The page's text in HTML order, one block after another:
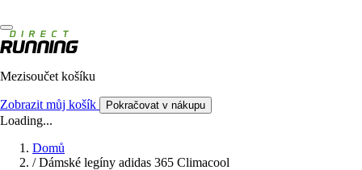
Mezisoučet košíku
Zobrazit můj košík Pokračovat v nákupu
Loading...
Domů
/ Dámské legíny adidas 365 Climacool